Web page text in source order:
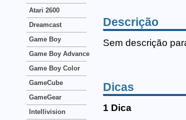
Descrição
Sem descrição
Dicas
1 Dica
Atari 2600
Dreamcast
Game Boy
Game Boy Advance
Game Boy Color
GameCube
GameGear
Intellivision